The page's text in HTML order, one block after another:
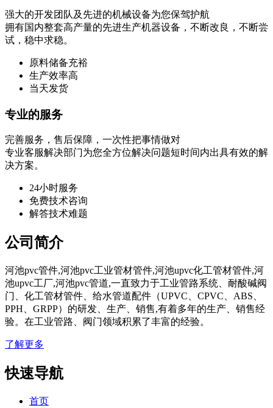
强大的开发团队及先进的机械设备为您保驾护航
拥有国内整套高产量的先进生产机器设备，不断改良，不断尝
试，稳中求稳。
原料储备充裕
生产效率高
当天发货
专业的服务
完善服务，售后保障，一次性把事情做对
专业客服解决部门为您全方位解决问题短时间内出具有效的解
决方案。
24小时服务
免费技术咨询
解答技术难题
公司简介
河池pvc管件,河池pvc工业管材管件,河池upvc化工管材管件,河
池upvc工厂,河池pvc管道,一直致力于工业管路系统、耐酸碱阀
门、化工管材管件、给水管道配件（UPVC、CPVC、ABS、
PPH、GRPP）的研发、生产、销售,有着多年的生产、销售经
验。在工业管路、阀门领域积累了丰富的经验。
了解更多
快速导航
首页